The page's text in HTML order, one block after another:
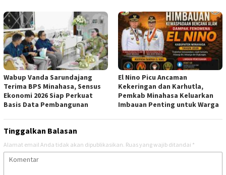
Wabup Vanda Sarundajang
Terima BPS Minahasa, Sensus
Ekonomi 2026 Siap Perkuat
Basis Data Pembangunan
El Nino Picu Ancaman
Kekeringan dan Karhutla,
Pemkab Minahasa Keluarkan
Imbauan Penting untuk Warga
Tinggalkan Balasan
Alamat email Anda tidak akan dipublikasikan. Ruas yang wajib ditandai *